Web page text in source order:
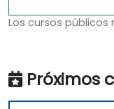
Los cursos
Próximos